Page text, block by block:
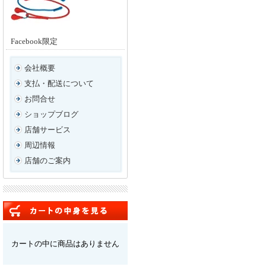
Facebook限定
会社概要
支払・配送について
お問合せ
ショップブログ
店舗サービス
周辺情報
店舗のご案内
カートの中に商品はありません